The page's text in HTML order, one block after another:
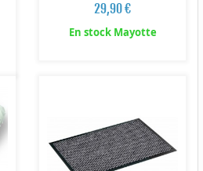
29,90 €
En stock Mayotte